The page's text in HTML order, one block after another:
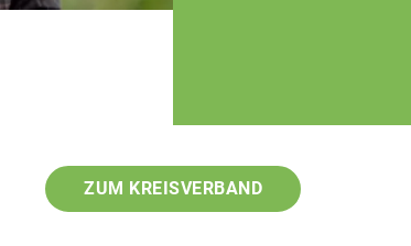
ZUM KREISVERBAND